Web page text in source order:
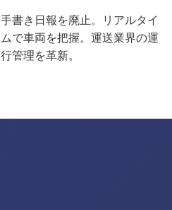
手書き日報を廃止。リアルタイ
ムで車両を把握。運送業界の運
行管理を革新。